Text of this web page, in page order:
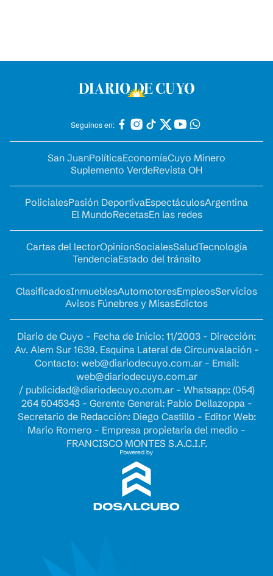
Seguinos en:
San JuanPolíticaEconomíaCuyo Minero
Suplemento VerdeRevista OH
PolicialesPasión DeportivaEspectáculosArgentina
El MundoRecetasEn las redes
Cartas del lectorOpinionSocialesSaludTecnología
TendenciaEstado del tránsito
ClasificadosInmueblesAutomotoresEmpleosServicios
Avisos Fúnebres y MisasEdictos
Diario de Cuyo - Fecha de Inicio: 11/2003 - Dirección:
Av. Alem Sur 1639. Esquina Lateral de Circunvalación -
Contacto: web@diariodecuyo.com.ar- Email:
web@diariodecuyo.com.ar
/ publicidad@diariodecuyo.com.ar- Whatsapp: (054)
264 5045343 - Gerente General: Pablo Dellazoppa -
Secretario de Redacción: Diego Castillo - Editor Web:
Mario Romero - Empresa propietaria del medio -
FRANCISCO MONTES S.A.C.I.F.